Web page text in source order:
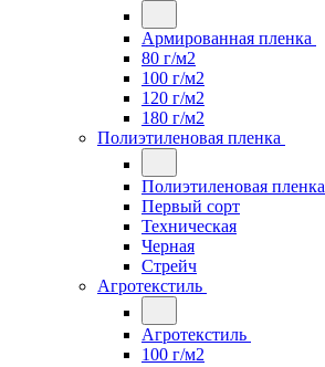
Армированная пленка
80 г/м2
100 г/м2
120 г/м2
180 г/м2
Полиэтиленовая пленка
Полиэтиленовая пленка
Первый сорт
Техническая
Черная
Стрейч
Агротекстиль
Агротекстиль
100 г/м2